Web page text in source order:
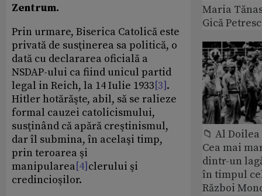
Zentrum.
Prin urmare, Biserica Catolică este
privată de susţinerea sa politică, o
dată cu declararea oficială a
NSDAP-ului ca fiind unicul partid
legal in Reich, la 14 Iulie 1933[3].
Hitler hotărăşte, abil, să se ralieze
formal cauzei catolicismului,
susţinând că apără creştinismul,
dar îl submina, în acelaşi timp,
prin teroarea şi
manipularea[4] clerului şi
credincioşilor.
Maria
Gică
📁 Al
Cea mai
dintr-un
în timpul
Război